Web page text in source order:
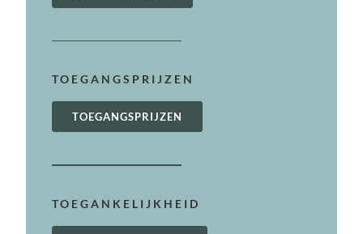
TOEGANGSPRIJZEN
TOEGANGSPRIJZEN
TOEGANKELIJKHEID